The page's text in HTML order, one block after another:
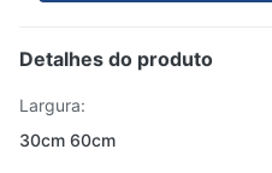
Detalhes do produto
Largura:
30cm 60cm